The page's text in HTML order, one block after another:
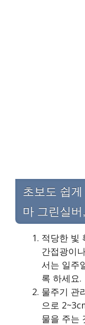
초보도 쉽게
마 그린실버
적당한 빛
간접광이
서는 일주
록 하세요.
물주기 관
으로
물을 주는